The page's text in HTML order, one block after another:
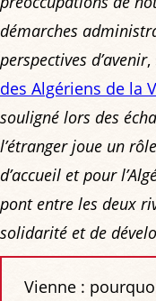
démarches
perspectives d’avenir,
des Algériens de la
souligné lors des
l’étranger joue un
d’accueil et pour
pont entre les deux
solidarité et de
Vienne :